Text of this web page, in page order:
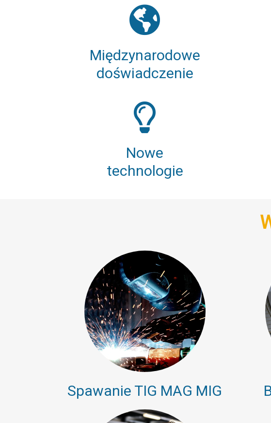
Międzynarodowe
doświadczenie
Nowe
technologie
Spawanie TIG MAG MIG